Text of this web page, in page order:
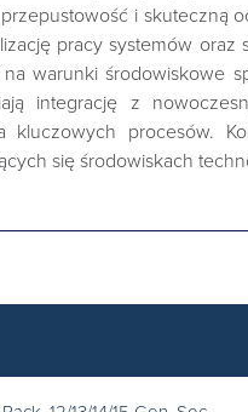
i
pracy systemów
warunki środowiskowe
integrację z
kluczowych procesów.
się środowiskach